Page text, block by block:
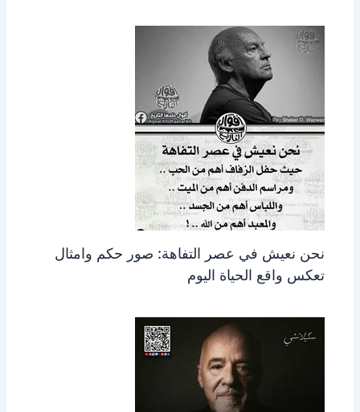
نحن نعيش في عصر التفاهة: صور حكم وامثال
تعكس واقع الحياة اليوم